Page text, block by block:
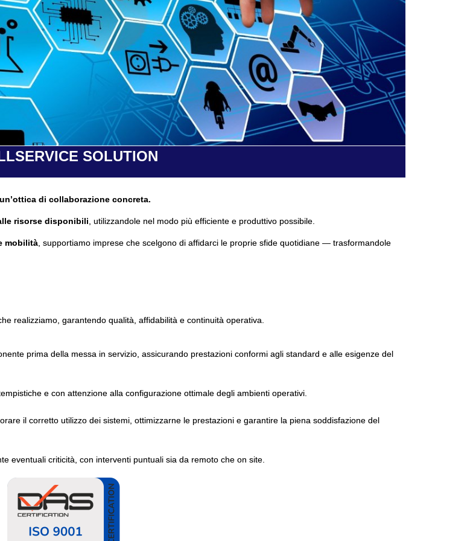
SOLUTION
di collaborazione concreta.
risorse disponibili, utilizzandole nel modo più efficiente e produttivo possibile.
mobilità, supportiamo imprese che scelgono di affidarci le proprie sfide quotidiane — trasformandole
realizziamo, garantendo qualità, affidabilità e continuità operativa.
prima della messa in servizio, assicurando prestazioni conformi agli standard e alle esigenze del
e con attenzione alla configurazione ottimale degli ambienti operativi.
il corretto utilizzo dei sistemi, ottimizzarne le prestazioni e garantire la piena soddisfazione del
eventuali criticità, con interventi puntuali sia da remoto che on site.